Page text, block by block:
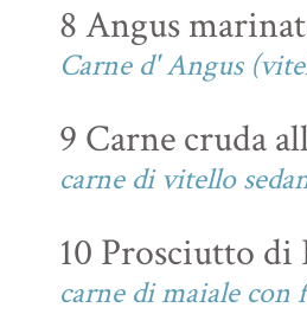
8 Angus
Carne d' Angus
9 Carne cruda
carne di vitello
10 Prosciutto di
carne di maiale